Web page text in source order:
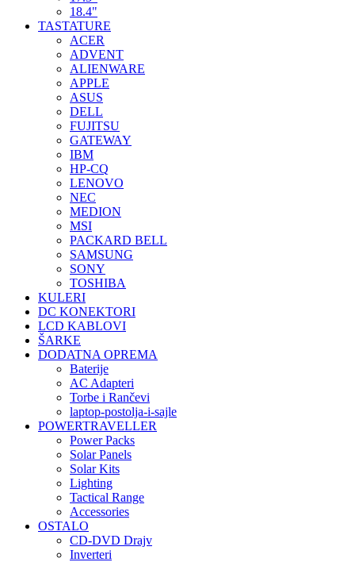
18.4"
TASTATURE
ACER
ADVENT
ALIENWARE
APPLE
ASUS
DELL
FUJITSU
GATEWAY
IBM
HP-CQ
LENOVO
NEC
MEDION
MSI
PACKARD BELL
SAMSUNG
SONY
TOSHIBA
KULERI
DC KONEKTORI
LCD KABLOVI
ŠARKE
DODATNA OPREMA
Baterije
AC Adapteri
Torbe i Rančevi
laptop-postolja-i-sajle
POWERTRAVELLER
Power Packs
Solar Panels
Solar Kits
Lighting
Tactical Range
Accessories
OSTALO
CD-DVD Drajv
Inverteri